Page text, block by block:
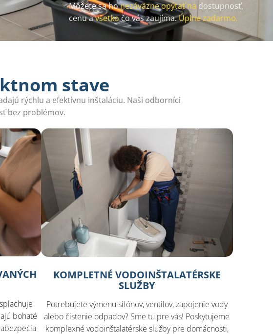
Môžete sa honezáväzne opýtať na dostupnosť,
cenu avšetkočo vás zaujíma.Úplne zadarmo.
stave
rýchlu a efektívnu inštaláciu. Naši odborníci
bez problémov.
bohaté
KOMPLETNÉ VODOINŠTALATÉRSKE
SLUŽBY
Potrebujete výmenu sifónov, ventilov, zapojenie vody
alebo čistenie odpadov? Sme tu pre vás! Poskytujeme
komplexné vodoinštalatérske služby pre domácnosti,